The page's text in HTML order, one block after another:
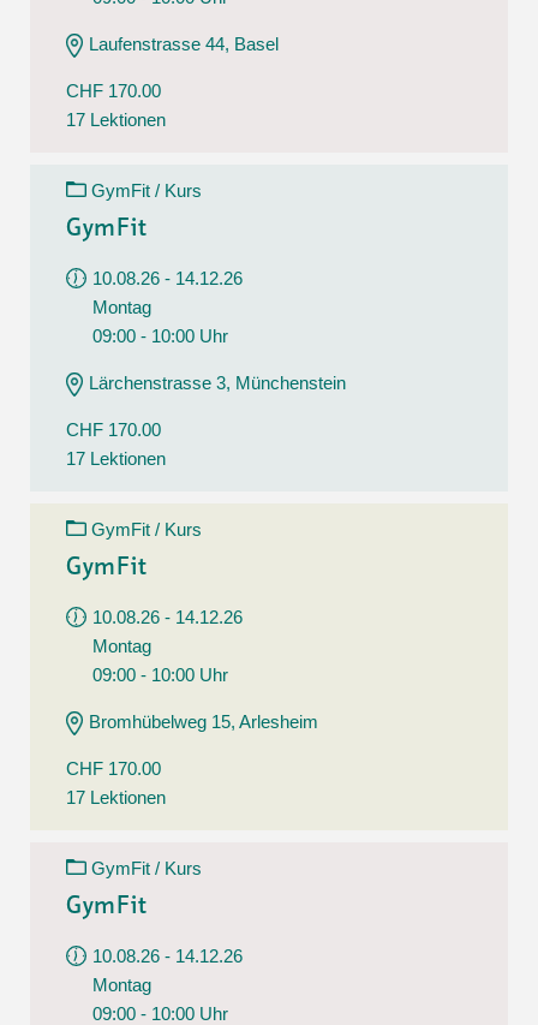
Laufenstrasse 44, Basel
CHF 170.00
17 Lektionen
GymFit / Kurs
GymFit
10.08.26 - 14.12.26
Montag
09:00 - 10:00 Uhr
Lärchenstrasse 3, Münchenstein
CHF 170.00
17 Lektionen
GymFit / Kurs
GymFit
10.08.26 - 14.12.26
Montag
09:00 - 10:00 Uhr
Bromhübelweg 15, Arlesheim
CHF 170.00
17 Lektionen
GymFit / Kurs
GymFit
10.08.26 - 14.12.26
Montag
09:00 - 10:00 Uhr